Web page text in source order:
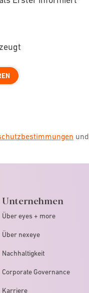
und
Unternehmen
Über eyes + more
Über nexeye
Nachhaltigkeit
Corporate Governance
Karriere